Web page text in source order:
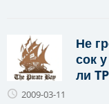
Не
сок
ли
2009-03-11